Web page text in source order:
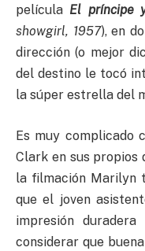
película El príncipe
showgirl, 1957), en
dirección (o mejor
del destino le tocó
la súper estrella del
Es muy complicado
Clark en sus propios
la filmación Marilyn
que el joven
impresión
considerar que